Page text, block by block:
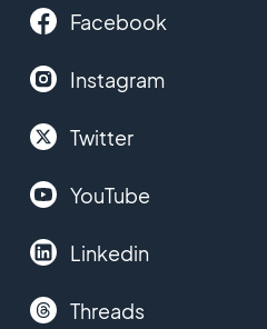
Facebook
Instagram
Twitter
YouTube
Linkedin
Threads